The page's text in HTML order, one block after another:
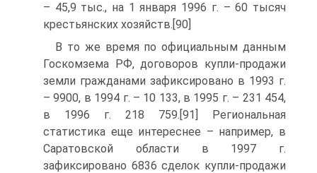
– 45,9 тыс., на 1 января 1996 г. – 60 тысяч
крестьянских хозяйств.[90]
В то же время по официальным данным
Госкомзема РФ, договоров купли-продажи
земли гражданами зафиксировано в 1993 г.
– 9900, в 1994 г. – 10 133, в 1995 г. – 231 454,
в 1996 г. 218 759.[91] Региональная
статистика еще интереснее – например, в
Саратовской области в 1997 г.
зафиксировано 6836 сделок купли-продажи